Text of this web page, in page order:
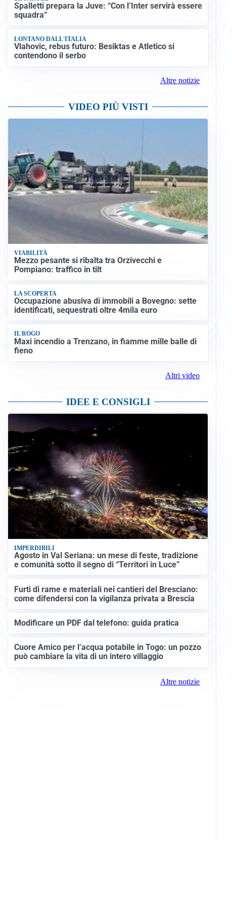
Spalletti prepara la Juve: “Con l’Inter servirà essere
squadra”
LONTANO DALL'ITALIA
Vlahovic, rebus futuro: Besiktas e Atletico si
contendono il serbo
Altre notizie
VIDEO PIÙ VISTI
VIABILITÀ
Mezzo pesante si ribalta tra Orzivecchi e
Pompiano: traffico in tilt
LA SCOPERTA
Occupazione abusiva di immobili a Bovegno: sette
identificati, sequestrati oltre 4mila euro
IL ROGO
Maxi incendio a Trenzano, in fiamme mille balle di
fieno
Altri video
IDEE E CONSIGLI
IMPERDIBILI
Agosto in Val Seriana: un mese di feste, tradizione
e comunità sotto il segno di “Territori in Luce”
Furti di rame e materiali nei cantieri del Bresciano:
come difendersi con la vigilanza privata a Brescia
Modificare un PDF dal telefono: guida pratica
Cuore Amico per l’acqua potabile in Togo: un pozzo
può cambiare la vita di un intero villaggio
Altre notizie